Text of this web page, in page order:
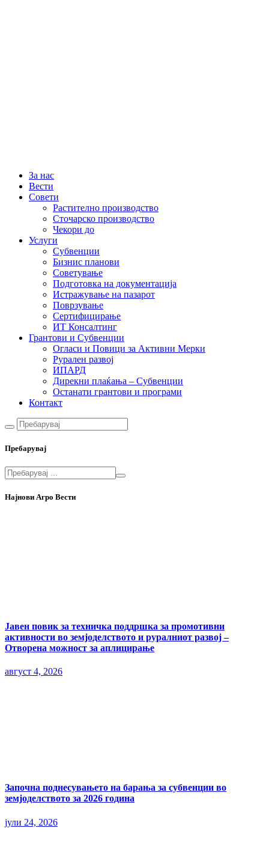
За нас
Вести
Совети
Растително производство
Сточарско производство
Чекори до
Услуги
Субвенции
Бизнис планови
Советување
Подготовка на документација
Истражување на пазарот
Поврзување
Сертифицирање
ИТ Консалтинг
Грантови и Субвенции
Огласи и Повици за Активни Мерки
Рурален развој
ИПАРД
Дирекни плаќања – Субвенции
Останати грантови и програми
Контакт
Пребарувај
Најнови Агро Вести
Јавен повик за техничка поддршка за промотивни
активности во земјоделството и руралниот развој –
Отворена можност за аплицирање
август 4, 2026
Започна поднесувањето на барања за субвенции во
земјоделството за 2026 година
јули 24, 2026